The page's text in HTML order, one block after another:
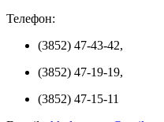
Телефон:
(3852) 47-43-42,
(3852) 47-19-19,
(3852) 47-15-11